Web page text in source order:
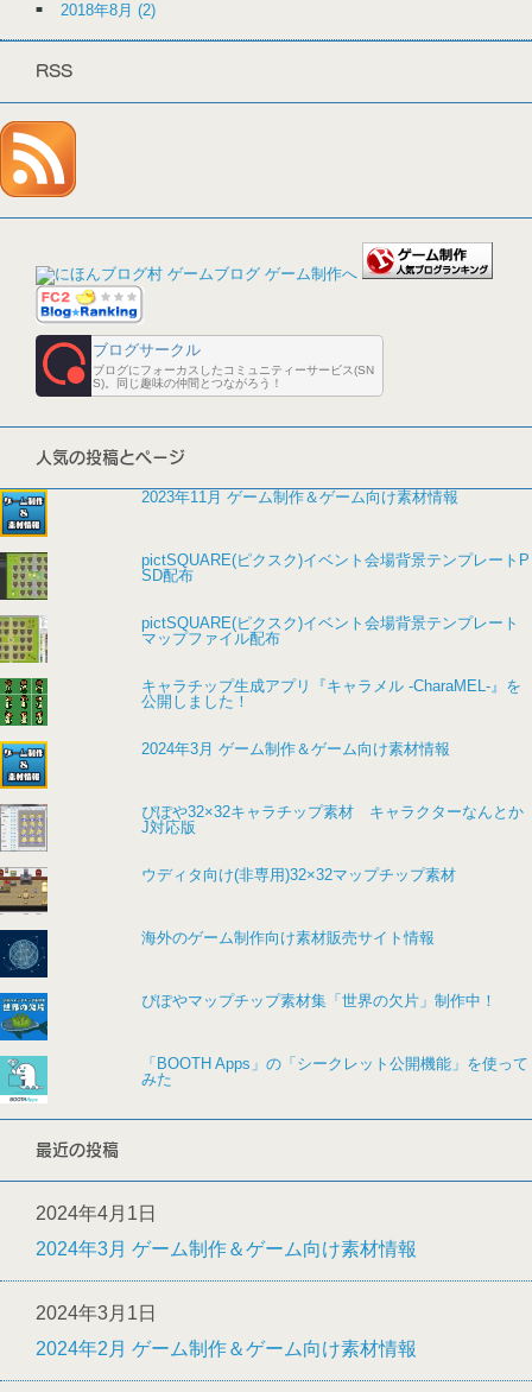
2018年8月 (2)
RSS
ブログサークル
ブログにフォーカスしたコミュニティーサービス(SN
S)。同じ趣味の仲間とつながろう！
人気の投稿とページ
2023年11月 ゲーム制作＆ゲーム向け素材情報
pictSQUARE(ピクスク)イベント会場背景テンプレートP
SD配布
pictSQUARE(ピクスク)イベント会場背景テンプレート
マップファイル配布
キャラチップ生成アプリ『キャラメル -CharaMEL-』を
公開しました！
2024年3月 ゲーム制作＆ゲーム向け素材情報
ぴぽや32×32キャラチップ素材 キャラクターなんとか
J対応版
ウディタ向け(非専用)32×32マップチップ素材
海外のゲーム制作向け素材販売サイト情報
ぴぽやマップチップ素材集「世界の欠片」制作中！
「BOOTH Apps」の「シークレット公開機能」を使って
みた
最近の投稿
2024年4月1日
2024年3月 ゲーム制作＆ゲーム向け素材情報
2024年3月1日
2024年2月 ゲーム制作＆ゲーム向け素材情報